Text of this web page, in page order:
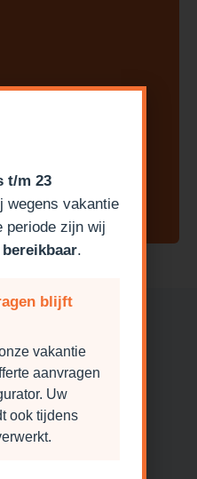
vraag?
t/m 23
wegens vakantie
periode zijn wij
.
blijft
vakantie
aanvragen
Uw
ook tijdens